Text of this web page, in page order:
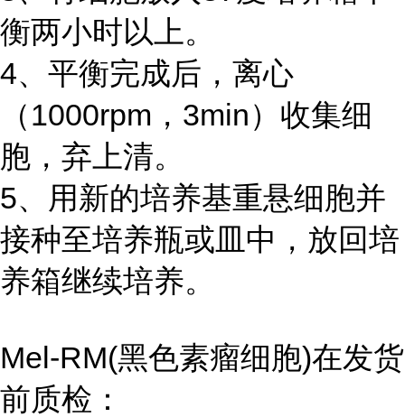
衡两小时以上。
4、平衡完成后，离心
（1000rpm，3min）收集细
胞，弃上清。
5、用新的培养基重悬细胞并
接种至培养瓶或皿中，放回培
养箱继续培养。
Mel-RM(黑色素瘤细胞)在发货
前质检：